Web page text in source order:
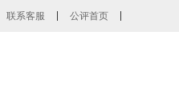
联系客服 公评首页